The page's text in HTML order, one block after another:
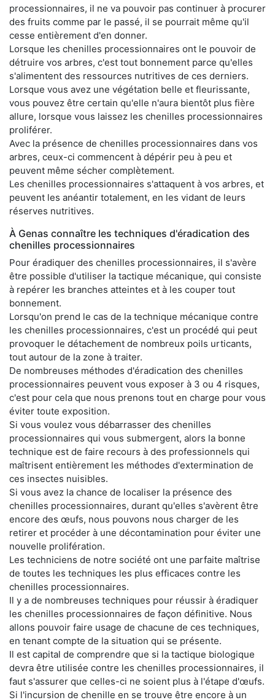
processionnaires, il ne va pouvoir pas continuer à procurer
des fruits comme par le passé, il se pourrait même qu'il
cesse entièrement d'en donner.
Lorsque les chenilles processionnaires ont le pouvoir de
détruire vos arbres, c'est tout bonnement parce qu'elles
s'alimentent des ressources nutritives de ces derniers.
Lorsque vous avez une végétation belle et fleurissante,
vous pouvez être certain qu'elle n'aura bientôt plus fière
allure, lorsque vous laissez les chenilles processionnaires
proliférer.
Avec la présence de chenilles processionnaires dans vos
arbres, ceux-ci commencent à dépérir peu à peu et
peuvent même sécher complètement.
Les chenilles processionnaires s'attaquent à vos arbres, et
peuvent les anéantir totalement, en les vidant de leurs
réserves nutritives.
À Genas connaître les techniques d'éradication des
chenilles processionnaires
Pour éradiquer des chenilles processionnaires, il s'avère
être possible d'utiliser la tactique mécanique, qui consiste
à repérer les branches atteintes et à les couper tout
bonnement.
Lorsqu'on prend le cas de la technique mécanique contre
les chenilles processionnaires, c'est un procédé qui peut
provoquer le détachement de nombreux poils urticants,
tout autour de la zone à traiter.
De nombreuses méthodes d'éradication des chenilles
processionnaires peuvent vous exposer à 3 ou 4 risques,
c'est pour cela que nous prenons tout en charge pour vous
éviter toute exposition.
Si vous voulez vous débarrasser des chenilles
processionnaires qui vous submergent, alors la bonne
technique est de faire recours à des professionnels qui
maîtrisent entièrement les méthodes d'extermination de
ces insectes nuisibles.
Si vous avez la chance de localiser la présence des
chenilles processionnaires, durant qu'elles s'avèrent être
encore des œufs, nous pouvons nous charger de les
retirer et procéder à une décontamination pour éviter une
nouvelle prolifération.
Les techniciens de notre société ont une parfaite maîtrise
de toutes les techniques les plus efficaces contre les
chenilles processionnaires.
Il y a de nombreuses techniques pour réussir à éradiquer
les chenilles processionnaires de façon définitive. Nous
allons pouvoir faire usage de chacune de ces techniques,
en tenant compte de la situation qui se présente.
Il est capital de comprendre que si la tactique biologique
devra être utilisée contre les chenilles processionnaires, il
faut s'assurer que celles-ci ne soient plus à l'étape d'œufs.
Si l'incursion de chenille en se trouve être encore à un